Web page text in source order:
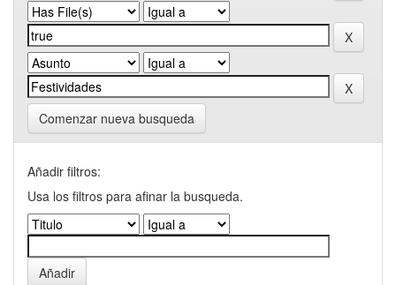
Comenzar nueva busqueda
Añadir filtros:
Usa los filtros para afinar la busqueda.